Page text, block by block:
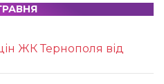
ЖК Тернополя від